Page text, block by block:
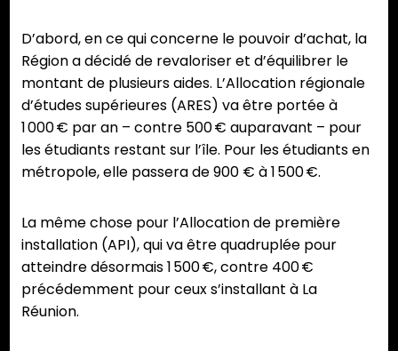
D’abord, en ce qui concerne le pouvoir d’achat, la
Région a décidé de revaloriser et d’équilibrer le
montant de plusieurs aides. L’Allocation régionale
d’études supérieures (ARES) va être portée à
1 000 € par an – contre 500 € auparavant – pour
les étudiants restant sur l’île. Pour les étudiants en
métropole, elle passera de 900 € à 1 500 €.
La même chose pour l’Allocation de première
installation (API), qui va être quadruplée pour
atteindre désormais 1 500 €, contre 400 €
précédemment pour ceux s’installant à La
Réunion.